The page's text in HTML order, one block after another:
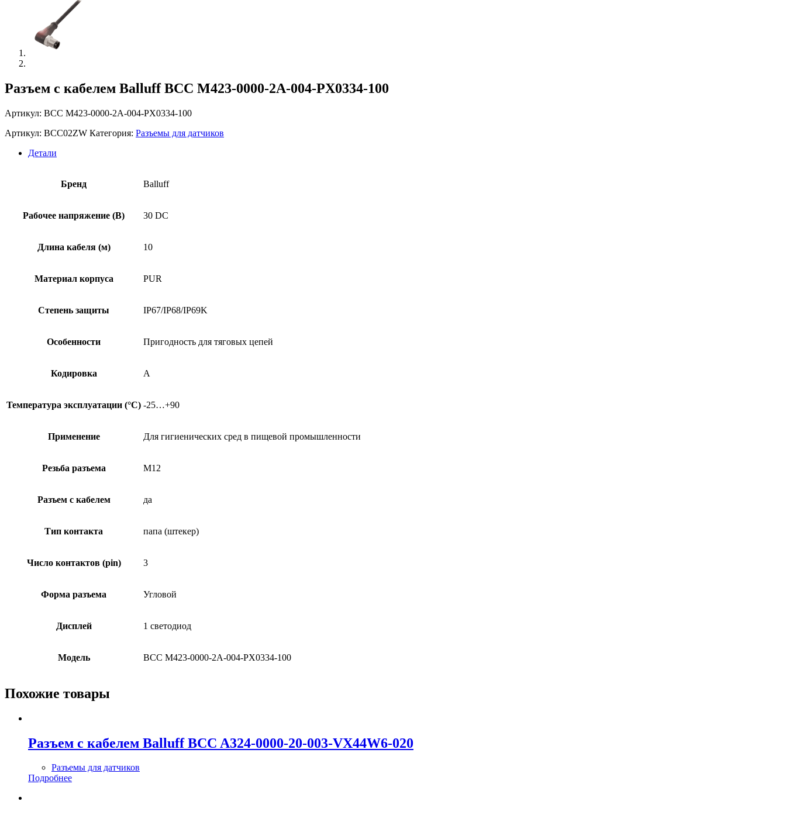
Разъем с кабелем Balluff BCC M423-0000-2A-004-PX0334-100
Артикул: BCC M423-0000-2A-004-PX0334-100
Артикул: BCC02ZW Категория: Разъемы для датчиков
Детали
Бренд Balluff
Рабочее напряжение (В) 30 DC
Длина кабеля (м) 10
Материал корпуса PUR
Степень защиты IP67/IP68/IP69K
Особенности Пригодность для тяговых цепей
Кодировка A
Температура эксплуатации (°C) -25…+90
Применение Для гигиенических сред в пищевой промышленности
Резьба разъема M12
Разъем с кабелем да
Тип контакта папа (штекер)
Число контактов (pin) 3
Форма разъема Угловой
Дисплей 1 светодиод
Модель BCC M423-0000-2A-004-PX0334-100
Похожие товары
Разъем с кабелем Balluff BCC A324-0000-20-003-VX44W6-020
Разъемы для датчиков
Подробнее